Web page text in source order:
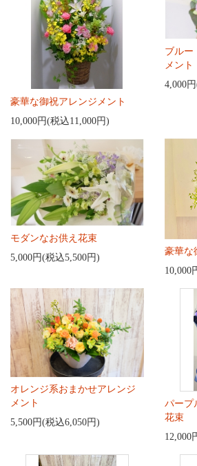
豪華な御祝アレンジメント
10,000円(税込11,000円)
ブルー
メント
4,000
モダンなお供え花束
5,000円(税込5,500円)
豪華な
10,000
オレンジ系おまかせアレンジ
メント
5,500円(税込6,050円)
パープ
花束
12,000